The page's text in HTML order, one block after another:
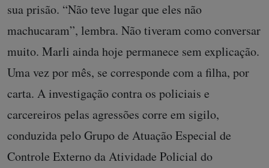
sua prisão. “Não teve lugar que eles não
machucaram”, lembra. Não tiveram como conversar
muito. Marli ainda hoje permanece sem explicação.
Uma vez por mês, se corresponde com a filha, por
carta. A investigação contra os policiais e
carcereiros pelas agressões corre em sigilo,
conduzida pelo Grupo de Atuação Especial de
Controle Externo da Atividade Policial do